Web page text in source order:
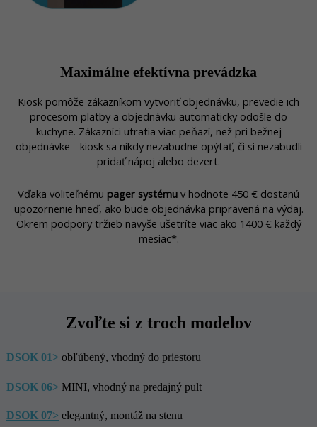
Maximálne efektívna prevádzka
Kiosk pomôže zákazníkom vytvoriť objednávku, prevedie ich
procesom platby a objednávku automaticky odošle do
kuchyne. Zákazníci utratia viac peňazí, než pri bežnej
objednávke - kiosk sa nikdy nezabudne opýtať, či si nezabudli
pridať nápoj alebo dezert.
Vďaka voliteľnému pager systému v hodnote 450 € dostanú
upozornenie hneď, ako bude objednávka pripravená na výdaj.
Okrem podpory tržieb navyše ušetríte viac ako 1400 € každý
mesiac*.
Zvoľte si z troch modelov
DSOK 01> obľúbený, vhodný do priestoru
DSOK 06> MINI, vhodný na predajný pult
DSOK 07> elegantný, montáž na stenu